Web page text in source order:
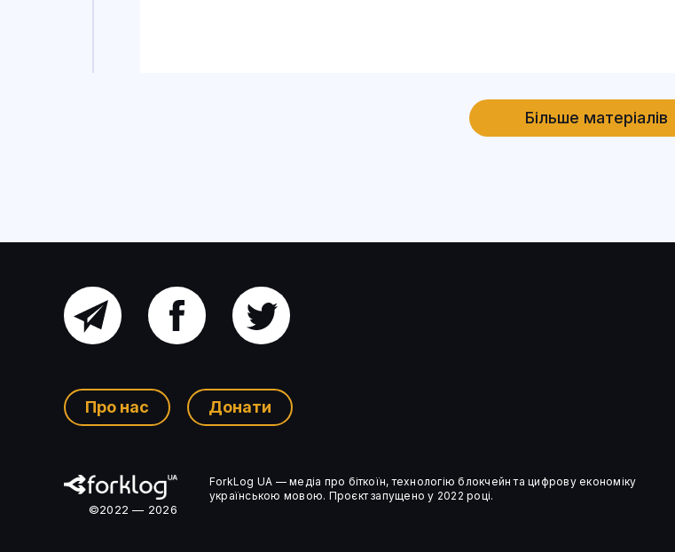
Більше матеріалів
Головний
Ком’юніті-
чат
Facebook
Про нас Донати
©2022 — 2026
ForkLog UA — медіа про біткоїн, технологію блокчейн та цифрову економіку
українською мовою. Проєкт запущено у 2022 році.